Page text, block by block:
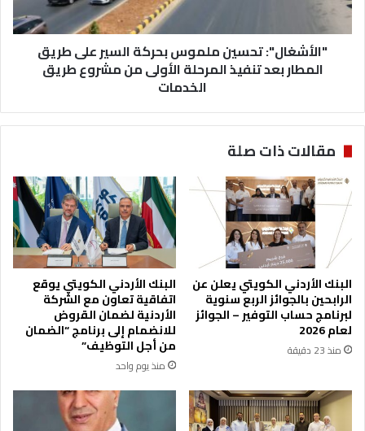
ة
ت
ا
س
ا
ح
ض
م
ف
ع
ا
ل
ي
ت
م
ل
"
ي
م
م
و
س
ب
ك
ة
ا
ل
س
ر
"الأشغال": تحسين ملموس بحركة السير على طريق
المطار بعد تنفيذ المرحلة الأولى من مشروع طريق
الخدمات
مقالات ذات صلة
البنك الأردني الكويتي يعلن عن
الرابحين بالجوائز الربع سنوية
لبرنامج حساب التوفير – الجوائز
لعام 2026
منذ 23 دقيقة
البنك الأردني الكويتي يوقع
اتفاقية تعاون مع الشركة
الأردنية لضمان القروض
للانضمام إلى برنامج “الضمان
من أجل التوظيف”
منذ يوم واحد